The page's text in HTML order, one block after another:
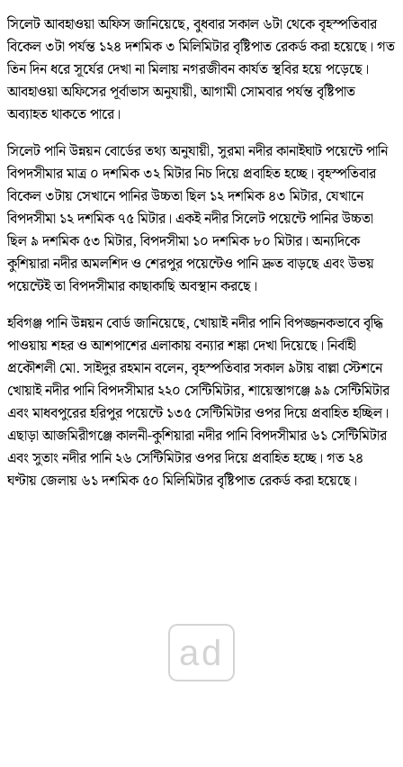
সিলেট আবহাওয়া অফিস জানিয়েছে, বুধবার সকাল ৬টা থেকে বৃহস্পতিবার
বিকেল ৩টা পর্যন্ত ১২৪ দশমিক ৩ মিলিমিটার বৃষ্টিপাত রেকর্ড করা হয়েছে। গত
তিন দিন ধরে সূর্যের দেখা না মিলায় নগরজীবন কার্যত স্থবির হয়ে পড়েছে।
আবহাওয়া অফিসের পূর্বাভাস অনুযায়ী, আগামী সোমবার পর্যন্ত বৃষ্টিপাত
অব্যাহত থাকতে পারে।
সিলেট পানি উন্নয়ন বোর্ডের তথ্য অনুযায়ী, সুরমা নদীর কানাইঘাট পয়েন্টে পানি
বিপদসীমার মাত্র ০ দশমিক ৩২ মিটার নিচ দিয়ে প্রবাহিত হচ্ছে। বৃহস্পতিবার
বিকেল ৩টায় সেখানে পানির উচ্চতা ছিল ১২ দশমিক ৪৩ মিটার, যেখানে
বিপদসীমা ১২ দশমিক ৭৫ মিটার। একই নদীর সিলেট পয়েন্টে পানির উচ্চতা
ছিল ৯ দশমিক ৫৩ মিটার, বিপদসীমা ১০ দশমিক ৮০ মিটার। অন্যদিকে
কুশিয়ারা নদীর অমলশিদ ও শেরপুর পয়েন্টেও পানি দ্রুত বাড়ছে এবং উভয়
পয়েন্টেই তা বিপদসীমার কাছাকাছি অবস্থান করছে।
হবিগঞ্জ পানি উন্নয়ন বোর্ড জানিয়েছে, খোয়াই নদীর পানি বিপজ্জনকভাবে বৃদ্ধি
পাওয়ায় শহর ও আশপাশের এলাকায় বন্যার শঙ্কা দেখা দিয়েছে। নির্বাহী
প্রকৌশলী মো. সাইদুর রহমান বলেন, বৃহস্পতিবার সকাল ৯টায় বাল্লা স্টেশনে
খোয়াই নদীর পানি বিপদসীমার ২২০ সেন্টিমিটার, শায়েস্তাগঞ্জে ৯৯ সেন্টিমিটার
এবং মাধবপুরের হরিপুর পয়েন্টে ১৩৫ সেন্টিমিটার ওপর দিয়ে প্রবাহিত হচ্ছিল।
এছাড়া আজমিরীগঞ্জে কালনী-কুশিয়ারা নদীর পানি বিপদসীমার ৬১ সেন্টিমিটার
এবং সুতাং নদীর পানি ২৬ সেন্টিমিটার ওপর দিয়ে প্রবাহিত হচ্ছে। গত ২৪
ঘণ্টায় জেলায় ৬১ দশমিক ৫০ মিলিমিটার বৃষ্টিপাত রেকর্ড করা হয়েছে।
ad